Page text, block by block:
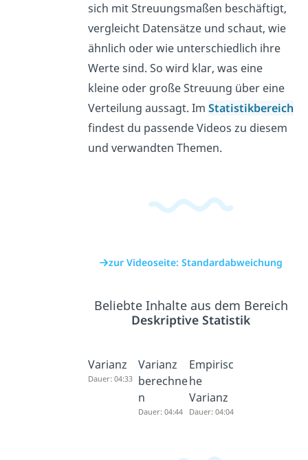
sich mit Streuungsmaßen beschäftigt,
vergleicht Datensätze und schaut, wie
ähnlich oder wie unterschiedlich ihre
Werte sind. So wird klar, was eine
kleine oder große Streuung über eine
Verteilung aussagt. Im Statistikbereich
findest du passende Videos zu diesem
und verwandten Themen.
zur Videoseite: Standardabweichung
Beliebte Inhalte aus dem Bereich
Deskriptive Statistik
Varianz
Dauer: 04:33
Varianz
berechne
n
Dauer: 04:44
Empirisc
he
Varianz
Dauer: 04:04